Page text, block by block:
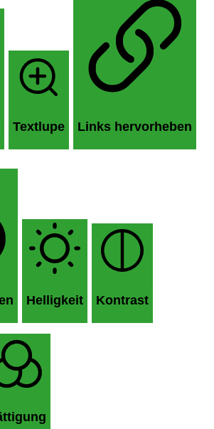
Textlupe Links hervorheben
Helligkeit Kontrast